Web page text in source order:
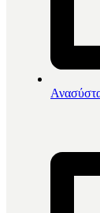
Αρχική /
Κονίες
Bisco Bis-